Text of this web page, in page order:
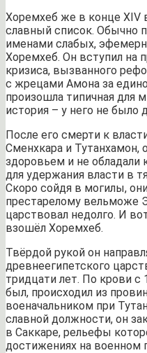
Хоремхеб же в конце XIV
славный список. Обычно
именами слабых,
Хоремхеб. Он вступил на
кризиса, вызванного
с жрецами Амона за
произошла типичная для
история – у него не было
После его смерти к
Сменхкара и Тутанхамон,
здоровьем и не
для удержания власти в
Скоро сойдя в могилы,
престарелому вельможе
царствовал недолго. И
взошёл Хоремхеб.
Твёрдой рукой он
древнеегипетского
тридцати лет. По крови с
был, происходил из
военачальником при
славной должности, он
в Саккаре, рельефы
достижениях на военном